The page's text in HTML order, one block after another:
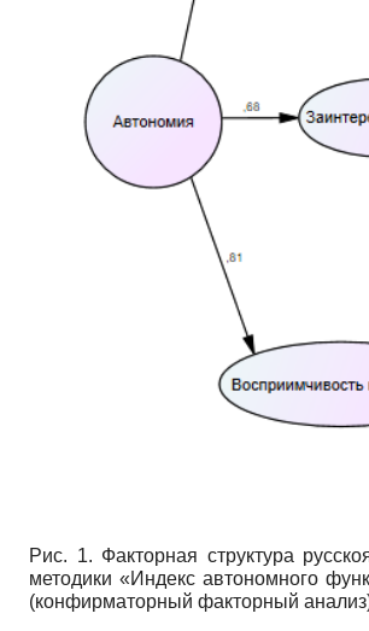
Рис. 1. Факторная структура
методики «Индекс автономного
(конфирматорный факторный